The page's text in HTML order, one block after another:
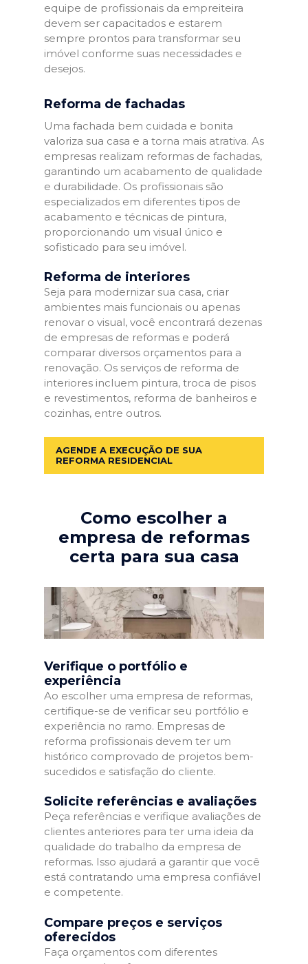
equipe de profissionais da empreiteira
devem ser capacitados e estarem
sempre prontos para transformar seu
imóvel conforme suas necessidades e
desejos.
Reforma de fachadas
Uma fachada bem cuidada e bonita
valoriza sua casa e a torna mais atrativa. As
empresas realizam reformas de fachadas,
garantindo um acabamento de qualidade
e durabilidade. Os profissionais são
especializados em diferentes tipos de
acabamento e técnicas de pintura,
proporcionando um visual único e
sofisticado para seu imóvel.
Reforma de interiores
Seja para modernizar sua casa, criar
ambientes mais funcionais ou apenas
renovar o visual, você encontrará dezenas
de empresas de reformas e poderá
comparar diversos orçamentos para a
renovação. Os serviços de reforma de
interiores incluem pintura, troca de pisos
e revestimentos, reforma de banheiros e
cozinhas, entre outros.
AGENDE A EXECUÇÃO DE SUA
REFORMA RESIDENCIAL
Como escolher a
empresa de reformas
certa para sua casa
Verifique o portfólio e
experiência
Ao escolher uma empresa de reformas,
certifique-se de verificar seu portfólio e
experiência no ramo. Empresas de
reforma profissionais devem ter um
histórico comprovado de projetos bem-
sucedidos e satisfação do cliente.
Solicite referências e avaliações
Peça referências e verifique avaliações de
clientes anteriores para ter uma ideia da
qualidade do trabalho da empresa de
reformas. Isso ajudará a garantir que você
está contratando uma empresa confiável
e competente.
Compare preços e serviços
oferecidos
Faça orçamentos com diferentes